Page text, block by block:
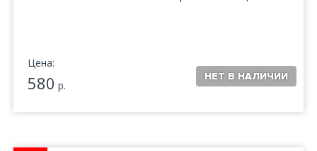
Цена:
580 р.